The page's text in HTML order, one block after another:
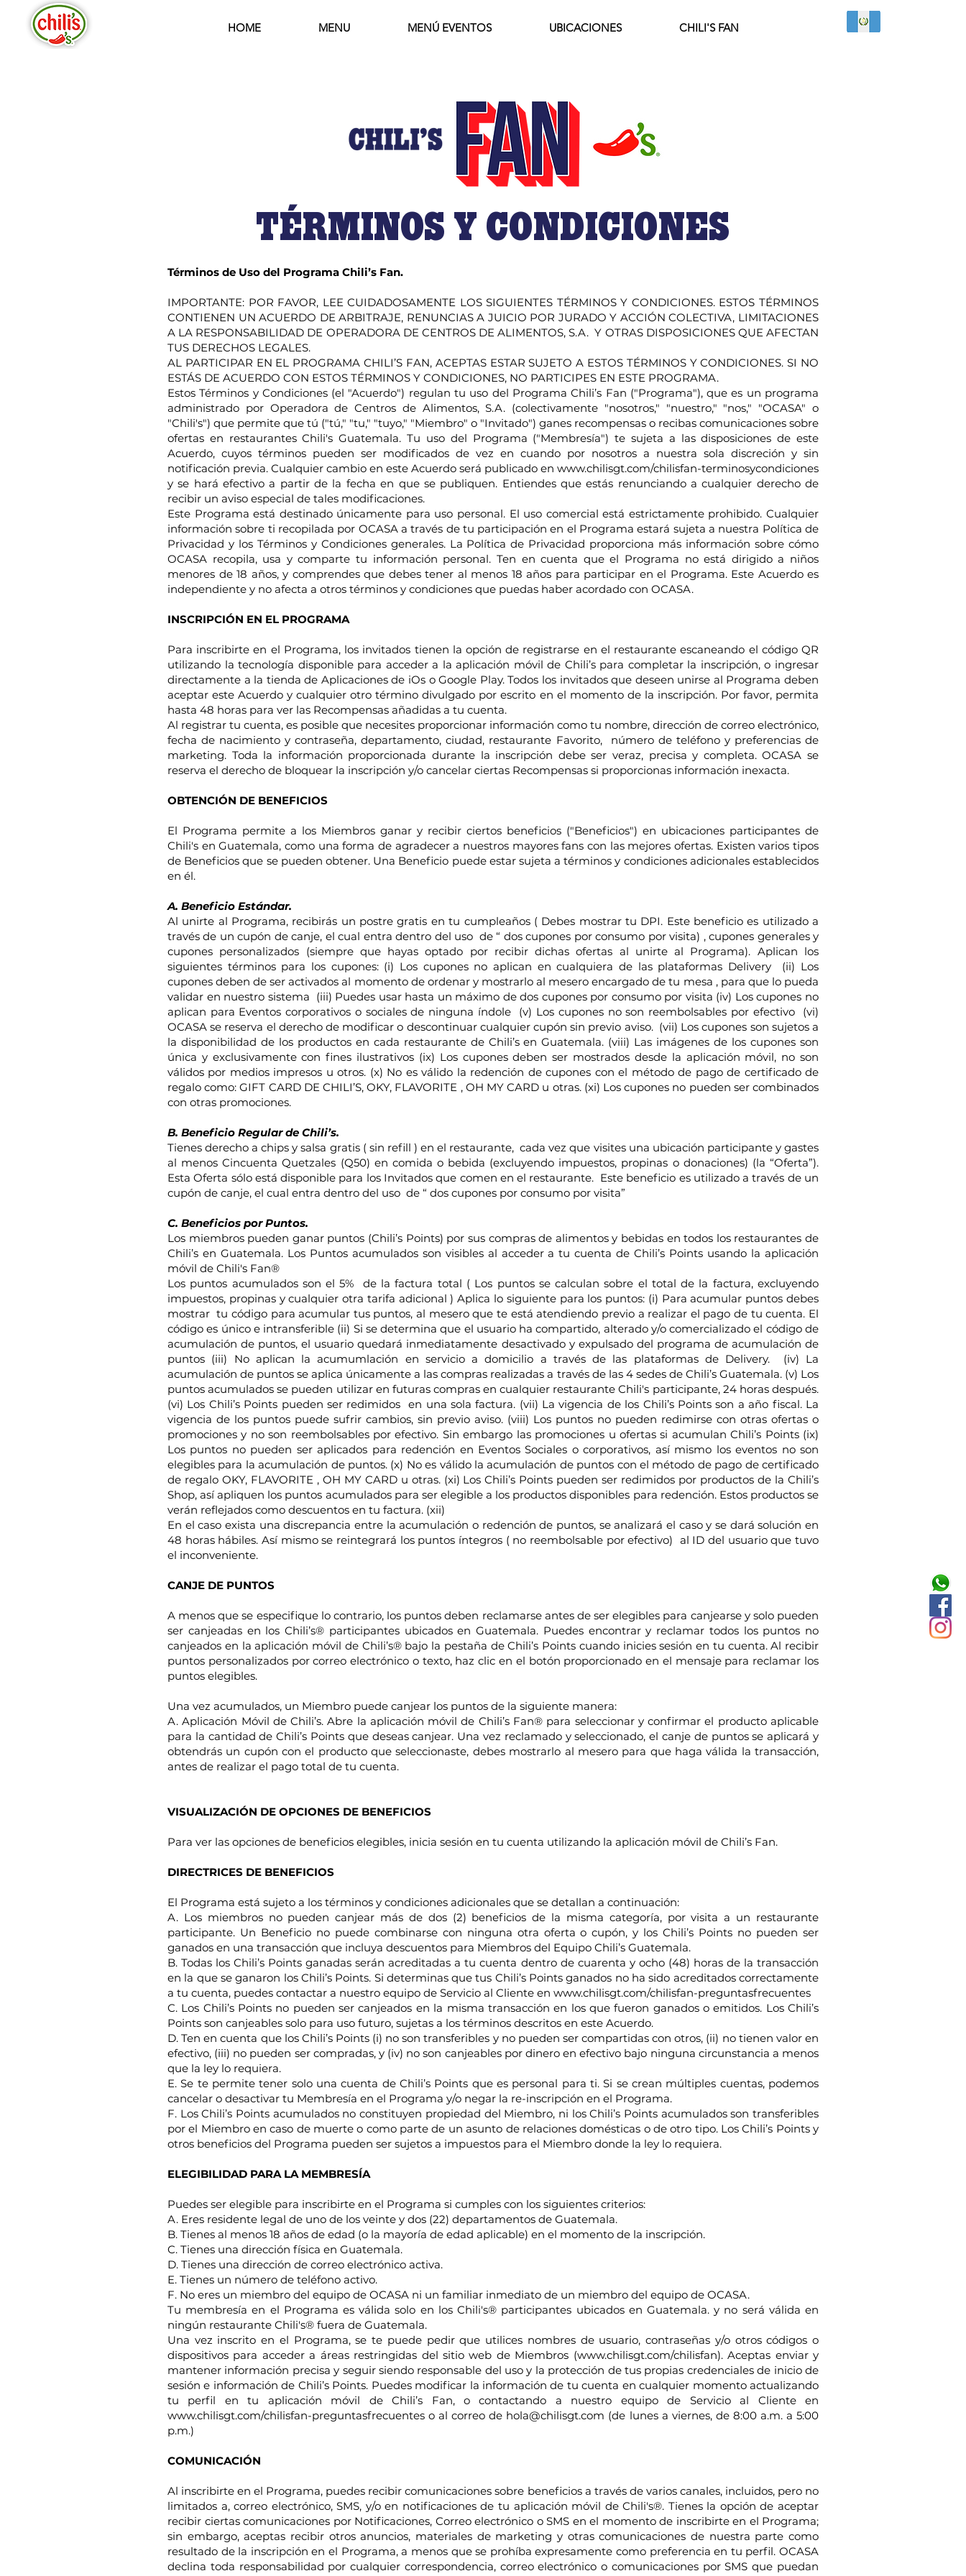
HOME MENU MENÚ EVENTOS UBICACIONES CHILI'S FAN
TÉRMINOS Y CONDICIONES
Términos de Uso del Programa Chili’s Fan.
IMPORTANTE: POR FAVOR, LEE CUIDADOSAMENTE LOS SIGUIENTES TÉRMINOS Y CONDICIONES. ESTOS TÉRMINOS
CONTIENEN UN ACUERDO DE ARBITRAJE, RENUNCIAS A JUICIO POR JURADO Y ACCIÓN COLECTIVA, LIMITACIONES
A LA RESPONSABILIDAD DE OPERADORA DE CENTROS DE ALIMENTOS, S.A. Y OTRAS DISPOSICIONES QUE AFECTAN
TUS DERECHOS LEGALES.
AL PARTICIPAR EN EL PROGRAMA CHILI’S FAN, ACEPTAS ESTAR SUJETO A ESTOS TÉRMINOS Y CONDICIONES. SI NO
ESTÁS DE ACUERDO CON ESTOS TÉRMINOS Y CONDICIONES, NO PARTICIPES EN ESTE PROGRAMA.
Estos Términos y Condiciones (el "Acuerdo") regulan tu uso del Programa Chili’s Fan ("Programa"), que es un programa
administrado por Operadora de Centros de Alimentos, S.A. (colectivamente "nosotros," "nuestro," "nos," "OCASA" o
"Chili's") que permite que tú ("tú," "tu," "tuyo," "Miembro" o "Invitado") ganes recompensas o recibas comunicaciones sobre
ofertas en restaurantes Chili's Guatemala. Tu uso del Programa ("Membresía") te sujeta a las disposiciones de este
Acuerdo, cuyos términos pueden ser modificados de vez en cuando por nosotros a nuestra sola discreción y sin
notificación previa. Cualquier cambio en este Acuerdo será publicado en www.chilisgt.com/chilisfan-terminosycondiciones
y se hará efectivo a partir de la fecha en que se publiquen. Entiendes que estás renunciando a cualquier derecho de
recibir un aviso especial de tales modificaciones.
Este Programa está destinado únicamente para uso personal. El uso comercial está estrictamente prohibido. Cualquier
información sobre ti recopilada por OCASA a través de tu participación en el Programa estará sujeta a nuestra Política de
Privacidad y los Términos y Condiciones generales. La Política de Privacidad proporciona más información sobre cómo
OCASA recopila, usa y comparte tu información personal. Ten en cuenta que el Programa no está dirigido a niños
menores de 18 años, y comprendes que debes tener al menos 18 años para participar en el Programa. Este Acuerdo es
independiente y no afecta a otros términos y condiciones que puedas haber acordado con OCASA.
INSCRIPCIÓN EN EL PROGRAMA
Para inscribirte en el Programa, los invitados tienen la opción de registrarse en el restaurante escaneando el código QR
utilizando la tecnología disponible para acceder a la aplicación móvil de Chili’s para completar la inscripción, o ingresar
directamente a la tienda de Aplicaciones de iOs o Google Play. Todos los invitados que deseen unirse al Programa deben
aceptar este Acuerdo y cualquier otro término divulgado por escrito en el momento de la inscripción. Por favor, permita
hasta 48 horas para ver las Recompensas añadidas a tu cuenta.
Al registrar tu cuenta, es posible que necesites proporcionar información como tu nombre, dirección de correo electrónico,
fecha de nacimiento y contraseña, departamento, ciudad, restaurante Favorito, número de teléfono y preferencias de
marketing. Toda la información proporcionada durante la inscripción debe ser veraz, precisa y completa. OCASA se
reserva el derecho de bloquear la inscripción y/o cancelar ciertas Recompensas si proporcionas información inexacta.
OBTENCIÓN DE BENEFICIOS
El Programa permite a los Miembros ganar y recibir ciertos beneficios ("Beneficios") en ubicaciones participantes de
Chili's en Guatemala, como una forma de agradecer a nuestros mayores fans con las mejores ofertas. Existen varios tipos
de Beneficios que se pueden obtener. Una Beneficio puede estar sujeta a términos y condiciones adicionales establecidos
en él.
A. Beneficio Estándar.
Al unirte al Programa, recibirás un postre gratis en tu cumpleaños ( Debes mostrar tu DPI. Este beneficio es utilizado a
través de un cupón de canje, el cual entra dentro del uso de “ dos cupones por consumo por visita) , cupones generales y
cupones personalizados (siempre que hayas optado por recibir dichas ofertas al unirte al Programa). Aplican los
siguientes términos para los cupones: (i) Los cupones no aplican en cualquiera de las plataformas Delivery (ii) Los
cupones deben de ser activados al momento de ordenar y mostrarlo al mesero encargado de tu mesa , para que lo pueda
validar en nuestro sistema (iii) Puedes usar hasta un máximo de dos cupones por consumo por visita (iv) Los cupones no
aplican para Eventos corporativos o sociales de ninguna índole (v) Los cupones no son reembolsables por efectivo (vi)
OCASA se reserva el derecho de modificar o descontinuar cualquier cupón sin previo aviso. (vii) Los cupones son sujetos a
la disponibilidad de los productos en cada restaurante de Chili’s en Guatemala. (viii) Las imágenes de los cupones son
única y exclusivamente con fines ilustrativos (ix) Los cupones deben ser mostrados desde la aplicación móvil, no son
válidos por medios impresos u otros. (x) No es válido la redención de cupones con el método de pago de certificado de
regalo como: GIFT CARD DE CHILI’S, OKY, FLAVORITE , OH MY CARD u otras. (xi) Los cupones no pueden ser combinados
con otras promociones.
B. Beneficio Regular de Chili’s.
Tienes derecho a chips y salsa gratis ( sin refill ) en el restaurante, cada vez que visites una ubicación participante y gastes
al menos Cincuenta Quetzales (Q50) en comida o bebida (excluyendo impuestos, propinas o donaciones) (la “Oferta”).
Esta Oferta sólo está disponible para los Invitados que comen en el restaurante. Este beneficio es utilizado a través de un
cupón de canje, el cual entra dentro del uso de “ dos cupones por consumo por visita”
C. Beneficios por Puntos.
Los miembros pueden ganar puntos (Chili’s Points) por sus compras de alimentos y bebidas en todos los restaurantes de
Chili’s en Guatemala. Los Puntos acumulados son visibles al acceder a tu cuenta de Chili’s Points usando la aplicación
móvil de Chili's Fan®
Los puntos acumulados son el 5% de la factura total ( Los puntos se calculan sobre el total de la factura, excluyendo
impuestos, propinas y cualquier otra tarifa adicional ) Aplica lo siguiente para los puntos: (i) Para acumular puntos debes
mostrar tu código para acumular tus puntos, al mesero que te está atendiendo previo a realizar el pago de tu cuenta. El
código es único e intransferible (ii) Si se determina que el usuario ha compartido, alterado y/o comercializado el código de
acumulación de puntos, el usuario quedará inmediatamente desactivado y expulsado del programa de acumulación de
puntos (iii) No aplican la acumumlación en servicio a domicilio a través de las plataformas de Delivery. (iv) La
acumulación de puntos se aplica únicamente a las compras realizadas a través de las 4 sedes de Chili’s Guatemala. (v) Los
puntos acumulados se pueden utilizar en futuras compras en cualquier restaurante Chili's participante, 24 horas después.
(vi) Los Chili’s Points pueden ser redimidos en una sola factura. (vii) La vigencia de los Chili’s Points son a año fiscal. La
vigencia de los puntos puede sufrir cambios, sin previo aviso. (viii) Los puntos no pueden redimirse con otras ofertas o
promociones y no son reembolsables por efectivo. Sin embargo las promociones u ofertas si acumulan Chili’s Points (ix)
Los puntos no pueden ser aplicados para redención en Eventos Sociales o corporativos, así mismo los eventos no son
elegibles para la acumulación de puntos. (x) No es válido la acumulación de puntos con el método de pago de certificado
de regalo OKY, FLAVORITE , OH MY CARD u otras. (xi) Los Chili’s Points pueden ser redimidos por productos de la Chili’s
Shop, así apliquen los puntos acumulados para ser elegible a los productos disponibles para redención. Estos productos se
verán reflejados como descuentos en tu factura. (xii)
En el caso exista una discrepancia entre la acumulación o redención de puntos, se analizará el caso y se dará solución en
48 horas hábiles. Así mismo se reintegrará los puntos íntegros ( no reembolsable por efectivo) al ID del usuario que tuvo
el inconveniente.
CANJE DE PUNTOS
A menos que se especifique lo contrario, los puntos deben reclamarse antes de ser elegibles para canjearse y solo pueden
ser canjeadas en los Chili’s® participantes ubicados en Guatemala. Puedes encontrar y reclamar todos los puntos no
canjeados en la aplicación móvil de Chili’s® bajo la pestaña de Chili’s Points cuando inicies sesión en tu cuenta. Al recibir
puntos personalizados por correo electrónico o texto, haz clic en el botón proporcionado en el mensaje para reclamar los
puntos elegibles.
Una vez acumulados, un Miembro puede canjear los puntos de la siguiente manera:
A. Aplicación Móvil de Chili’s. Abre la aplicación móvil de Chili’s Fan® para seleccionar y confirmar el producto aplicable
para la cantidad de Chili’s Points que deseas canjear. Una vez reclamado y seleccionado, el canje de puntos se aplicará y
obtendrás un cupón con el producto que seleccionaste, debes mostrarlo al mesero para que haga válida la transacción,
antes de realizar el pago total de tu cuenta.
VISUALIZACIÓN DE OPCIONES DE BENEFICIOS
Para ver las opciones de beneficios elegibles, inicia sesión en tu cuenta utilizando la aplicación móvil de Chili’s Fan.
DIRECTRICES DE BENEFICIOS
El Programa está sujeto a los términos y condiciones adicionales que se detallan a continuación:
A. Los miembros no pueden canjear más de dos (2) beneficios de la misma categoría, por visita a un restaurante
participante. Un Beneficio no puede combinarse con ninguna otra oferta o cupón, y los Chili’s Points no pueden ser
ganados en una transacción que incluya descuentos para Miembros del Equipo Chili’s Guatemala.
B. Todas los Chili’s Points ganadas serán acreditadas a tu cuenta dentro de cuarenta y ocho (48) horas de la transacción
en la que se ganaron los Chili’s Points. Si determinas que tus Chili’s Points ganados no ha sido acreditados correctamente
a tu cuenta, puedes contactar a nuestro equipo de Servicio al Cliente en www.chilisgt.com/chilisfan-preguntasfrecuentes
C. Los Chili’s Points no pueden ser canjeados en la misma transacción en los que fueron ganados o emitidos. Los Chili’s
Points son canjeables solo para uso futuro, sujetas a los términos descritos en este Acuerdo.
D. Ten en cuenta que los Chili’s Points (i) no son transferibles y no pueden ser compartidas con otros, (ii) no tienen valor en
efectivo, (iii) no pueden ser compradas, y (iv) no son canjeables por dinero en efectivo bajo ninguna circunstancia a menos
que la ley lo requiera.
E. Se te permite tener solo una cuenta de Chili’s Points que es personal para ti. Si se crean múltiples cuentas, podemos
cancelar o desactivar tu Membresía en el Programa y/o negar la re-inscripción en el Programa.
F. Los Chili’s Points acumulados no constituyen propiedad del Miembro, ni los Chili’s Points acumulados son transferibles
por el Miembro en caso de muerte o como parte de un asunto de relaciones domésticas o de otro tipo. Los Chili’s Points y
otros beneficios del Programa pueden ser sujetos a impuestos para el Miembro donde la ley lo requiera.
ELEGIBILIDAD PARA LA MEMBRESÍA
Puedes ser elegible para inscribirte en el Programa si cumples con los siguientes criterios:
A. Eres residente legal de uno de los veinte y dos (22) departamentos de Guatemala.
B. Tienes al menos 18 años de edad (o la mayoría de edad aplicable) en el momento de la inscripción.
C. Tienes una dirección física en Guatemala.
D. Tienes una dirección de correo electrónico activa.
E. Tienes un número de teléfono activo.
F. No eres un miembro del equipo de OCASA ni un familiar inmediato de un miembro del equipo de OCASA.
Tu membresía en el Programa es válida solo en los Chili's® participantes ubicados en Guatemala. y no será válida en
ningún restaurante Chili's® fuera de Guatemala.
Una vez inscrito en el Programa, se te puede pedir que utilices nombres de usuario, contraseñas y/o otros códigos o
dispositivos para acceder a áreas restringidas del sitio web de Miembros (www.chilisgt.com/chilisfan). Aceptas enviar y
mantener información precisa y seguir siendo responsable del uso y la protección de tus propias credenciales de inicio de
sesión e información de Chili’s Points. Puedes modificar la información de tu cuenta en cualquier momento actualizando
tu perfil en tu aplicación móvil de Chili’s Fan, o contactando a nuestro equipo de Servicio al Cliente en
www.chilisgt.com/chilisfan-preguntasfrecuentes o al correo de hola@chilisgt.com (de lunes a viernes, de 8:00 a.m. a 5:00
p.m.)
COMUNICACIÓN
Al inscribirte en el Programa, puedes recibir comunicaciones sobre beneficios a través de varios canales, incluidos, pero no
limitados a, correo electrónico, SMS, y/o en notificaciones de tu aplicación móvil de Chili's®. Tienes la opción de aceptar
recibir ciertas comunicaciones por Notificaciones, Correo electrónico o SMS en el momento de inscribirte en el Programa;
sin embargo, aceptas recibir otros anuncios, materiales de marketing y otras comunicaciones de nuestra parte como
resultado de la inscripción en el Programa, a menos que se prohíba expresamente como preferencia en tu perfil. OCASA
declina toda responsabilidad por cualquier correspondencia, correo electrónico o comunicaciones por SMS que puedan